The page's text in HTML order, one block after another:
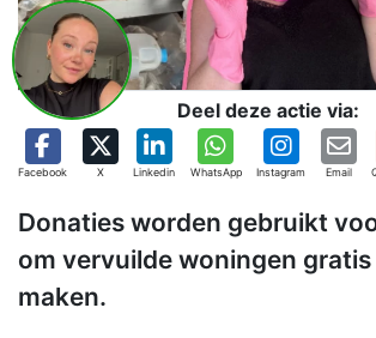
Deel deze actie via:
Facebook X Linkedin WhatsApp Instagram Email
Donaties worden gebruikt
om vervuilde woningen
maken.